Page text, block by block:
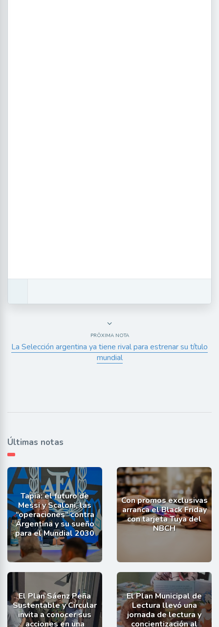
PRÓXIMA NOTA
La Selección argentina ya tiene rival para estrenar su título
mundial
Últimas notas
Tapia: el futuro de
Messi y Scaloni, las
“operaciones” contra
Argentina y su sueño
para el Mundial 2030
Con promos exclusivas
arranca el Black Friday
con tarjeta Tuya del
NBCH
El Plan Sáenz Peña
Sustentable y Circular
invita a conocer sus
acciones en una
El Plan Municipal de
Lectura llevó una
jornada de lectura y
concientización al